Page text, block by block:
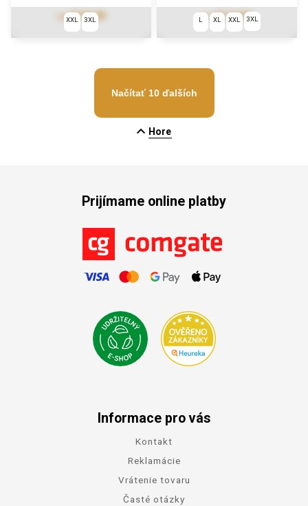
od€102,90
XXL 3XL od€114,90
L XL XXL 3XL
Načítať 10 ďalších
Hore
Prijímame online platby
Informace pro vás
Kontakt
Reklamácie
Vrátenie tovaru
Časté otázky